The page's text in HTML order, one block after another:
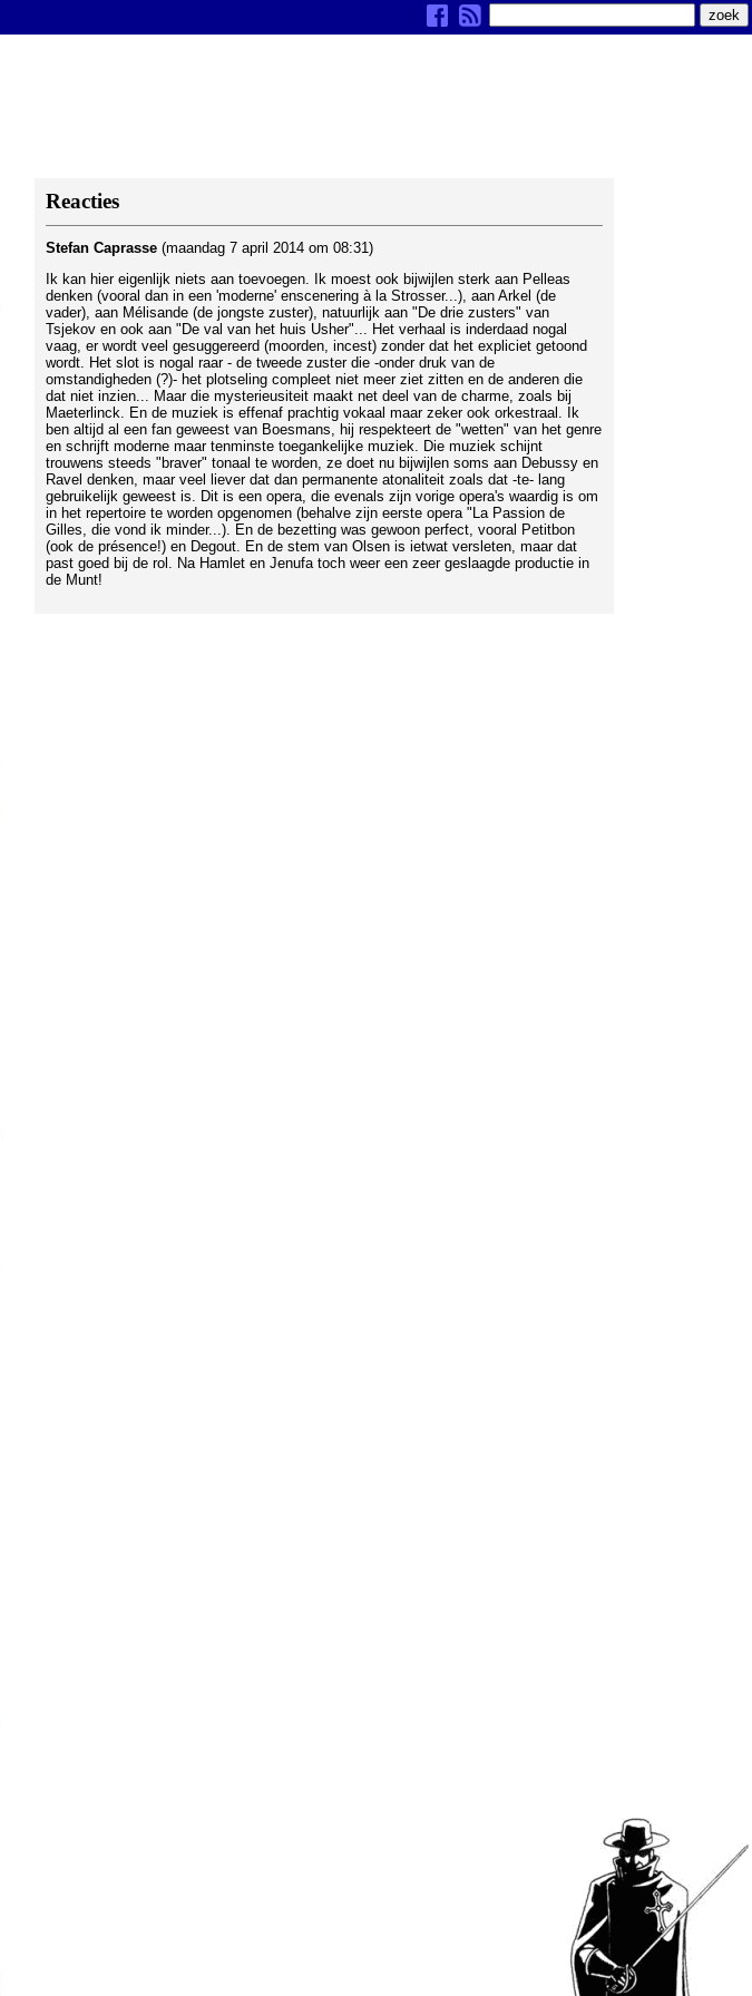
Reacties
Stefan Caprasse (maandag 7 april 2014 om 08:31)
Ik kan hier eigenlijk niets aan toevoegen. Ik moest ook bijwijlen sterk aan Pelleas
denken (vooral dan in een 'moderne' enscenering à la Strosser...), aan Arkel (de
vader), aan Mélisande (de jongste zuster), natuurlijk aan "De drie zusters" van
Tsjekov en ook aan "De val van het huis Usher"... Het verhaal is inderdaad nogal
vaag, er wordt veel gesuggereerd (moorden, incest) zonder dat het expliciet getoond
wordt. Het slot is nogal raar - de tweede zuster die -onder druk van de
omstandigheden (?)- het plotseling compleet niet meer ziet zitten en de anderen die
dat niet inzien... Maar die mysterieusiteit maakt net deel van de charme, zoals bij
Maeterlinck. En de muziek is effenaf prachtig vokaal maar zeker ook orkestraal. Ik
ben altijd al een fan geweest van Boesmans, hij respekteert de "wetten" van het genre
en schrijft moderne maar tenminste toegankelijke muziek. Die muziek schijnt
trouwens steeds "braver" tonaal te worden, ze doet nu bijwijlen soms aan Debussy en
Ravel denken, maar veel liever dat dan permanente atonaliteit zoals dat -te- lang
gebruikelijk geweest is. Dit is een opera, die evenals zijn vorige opera's waardig is om
in het repertoire te worden opgenomen (behalve zijn eerste opera "La Passion de
Gilles, die vond ik minder...). En de bezetting was gewoon perfect, vooral Petitbon
(ook de présence!) en Degout. En de stem van Olsen is ietwat versleten, maar dat
past goed bij de rol. Na Hamlet en Jenufa toch weer een zeer geslaagde productie in
de Munt!